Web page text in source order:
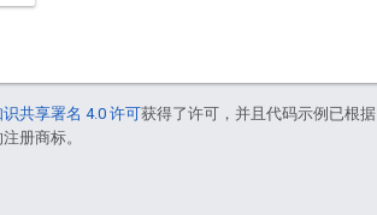
识共享署名 4.0 许可获得了许可，并且代码示例已根据
册商标。